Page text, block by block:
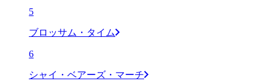
5
ブロッサム・タイム
6
シャイ・ベアーズ・マーチ